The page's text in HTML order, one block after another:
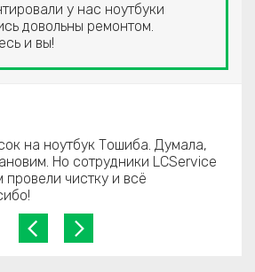
у нас ноутбуки
довольны ремонтом.
и вы!
на ноутбук Тошиба. Думала,
Но сотрудники LCService
провели чистку и всё